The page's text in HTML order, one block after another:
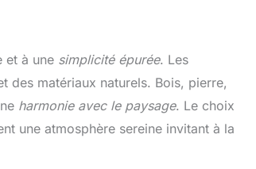
et à une simplicité épurée. Les
des matériaux naturels. Bois, pierre,
harmonie avec le paysage. Le choix
une atmosphère sereine invitant à la